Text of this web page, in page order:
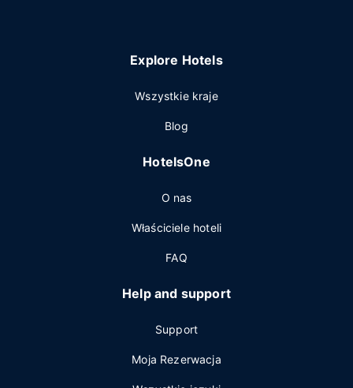
Explore Hotels
Wszystkie kraje
Blog
HotelsOne
O nas
Właściciele hoteli
FAQ
Help and support
Support
Moja Rezerwacja